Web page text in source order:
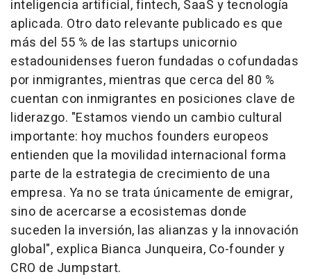
inteligencia artificial,fintech, SaaS y tecnología
aplicada. Otro dato relevante publicado es que
más del 55 % de las startups unicornio
estadounidenses fueron fundadas o cofundadas
por inmigrantes, mientras que cerca del 80 %
cuentan con inmigrantes en posiciones clave de
liderazgo. "Estamos viendo un cambio cultural
importante: hoy muchos founders europeos
entienden que la movilidad internacional forma
parte de la estrategia de crecimiento de una
empresa. Ya no se trata únicamente de emigrar,
sino de acercarse a ecosistemas donde
suceden la inversión, las alianzas y la innovación
global", explica Bianca Junqueira, Co-founder y
CRO de Jumpstart.